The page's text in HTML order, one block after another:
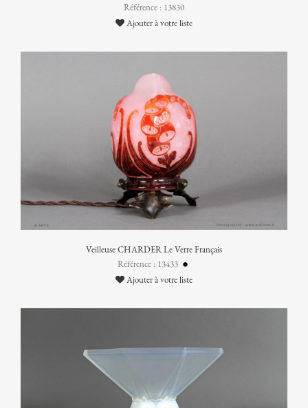
Référence : 13830
Ajouter à votre liste
Veilleuse CHARDER Le Verre Français
Référence : 13433
Ajouter à votre liste